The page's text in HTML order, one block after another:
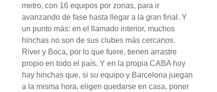
metro, con 16 equipos por zonas, para ir
avanzando de fase hasta llegar a la gran final. Y
un punto más: en el llamado interior, muchos
hinchas no son de sus clubes más cercanos.
River y Boca, por lo que fuere, tienen arrastre
propio en todo el país. Y en la propia CABA hoy
hay hinchas que, si su equipo y Barcelona juegan
a la misma hora, eligen quedarse en casa, poner